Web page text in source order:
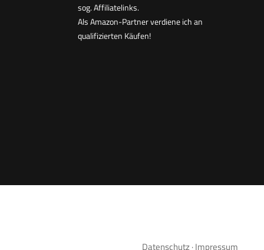
sog. Affiliatelinks.
Als Amazon-Partner verdiene ich an
qualifizierten Käufen!
Datenschutz·Impressum